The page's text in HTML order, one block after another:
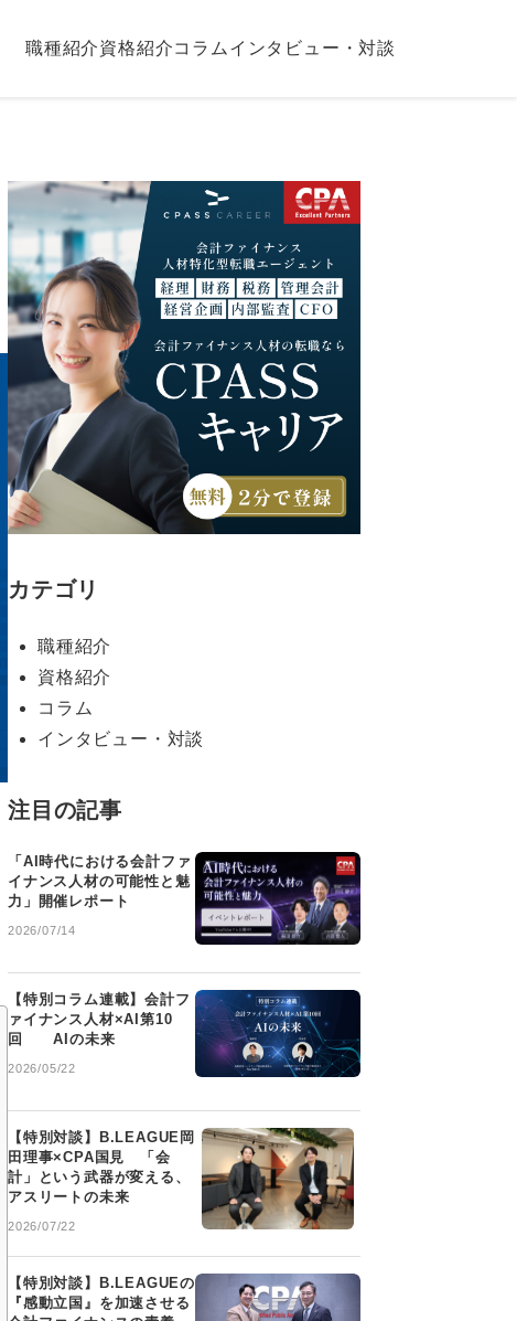
職種紹介資格紹介コラム インタビュー・対談
カテゴリ
職種紹介
資格紹介
コラム
インタビュー・対談
注目の記事
「AI時代における会計ファ
イナンス人材の可能性と魅
力」開催レポート
2026/07/14
【特別コラム連載】会計フ
ァイナンス人材×AI第10
回 AIの未来
2026/05/22
【特別対談】B.LEAGUE岡
田理事×CPA国見 「会
計」という武器が変える、
アスリートの未来
2026/07/22
【特別対談】B.LEAGUEの
『感動立国』を加速させる